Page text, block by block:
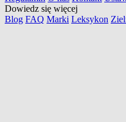
Dowiedz się więcej
Blog FAQ Marki Leksykon